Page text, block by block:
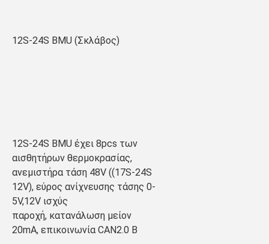
12S-24S BMU (Σκλάβος)
12S-24S BMU έχει 8pcs των
αισθητήρων θερμοκρασίας,
ανεμιστήρα τάση 48V ((17S-24S
12V), εύρος ανίχνευσης τάσης 0-
5V,12V ισχύς
παροχή, κατανάλωση μείον
20mA, επικοινωνία CAN2.0 B